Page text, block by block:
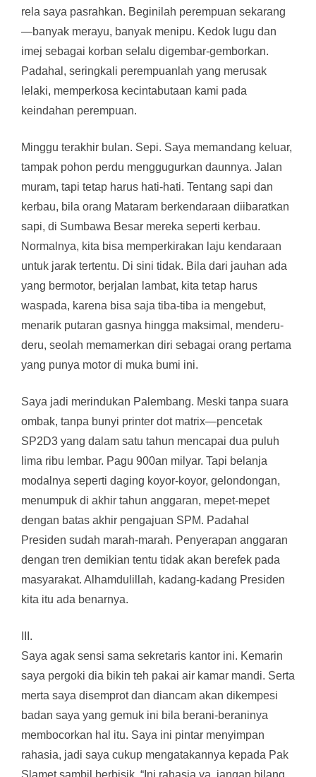
rela saya pasrahkan. Beginilah perempuan sekarang
—banyak merayu, banyak menipu. Kedok lugu dan
imej sebagai korban selalu digembar-gemborkan.
Padahal, seringkali perempuanlah yang merusak
lelaki, memperkosa kecintabutaan kami pada
keindahan perempuan.
Minggu terakhir bulan. Sepi. Saya memandang keluar,
tampak pohon perdu menggugurkan daunnya. Jalan
muram, tapi tetap harus hati-hati. Tentang sapi dan
kerbau, bila orang Mataram berkendaraan diibaratkan
sapi, di Sumbawa Besar mereka seperti kerbau.
Normalnya, kita bisa memperkirakan laju kendaraan
untuk jarak tertentu. Di sini tidak. Bila dari jauhan ada
yang bermotor, berjalan lambat, kita tetap harus
waspada, karena bisa saja tiba-tiba ia mengebut,
menarik putaran gasnya hingga maksimal, menderu-
deru, seolah memamerkan diri sebagai orang pertama
yang punya motor di muka bumi ini.
Saya jadi merindukan Palembang. Meski tanpa suara
ombak, tanpa bunyi printer dot matrix—pencetak
SP2D3 yang dalam satu tahun mencapai dua puluh
lima ribu lembar. Pagu 900an milyar. Tapi belanja
modalnya seperti daging koyor-koyor, gelondongan,
menumpuk di akhir tahun anggaran, mepet-mepet
dengan batas akhir pengajuan SPM. Padahal
Presiden sudah marah-marah. Penyerapan anggaran
dengan tren demikian tentu tidak akan berefek pada
masyarakat. Alhamdulillah, kadang-kadang Presiden
kita itu ada benarnya.
III.
Saya agak sensi sama sekretaris kantor ini. Kemarin
saya pergoki dia bikin teh pakai air kamar mandi. Serta
merta saya disemprot dan diancam akan dikempesi
badan saya yang gemuk ini bila berani-beraninya
membocorkan hal itu. Saya ini pintar menyimpan
rahasia, jadi saya cukup mengatakannya kepada Pak